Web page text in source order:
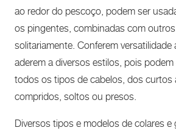
ao redor do pescoço, podem ser
os pingentes, combinadas com
solitariamente. Conferem versatilidade
aderem a diversos estilos, pois
todos os tipos de cabelos, dos curtos
compridos, soltos ou presos.
Diversos tipos e modelos de colares e